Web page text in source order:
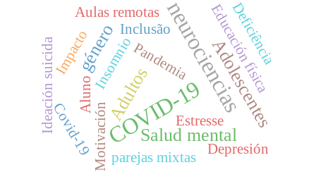
neurociencias
COVID-19
Salud mental
Adultos Adolescentes
género Educación física
Motivación
Pandemia
Inclusão
parejas mixtas
Deficiência
Estresse
Aluno
Aulas remotas
Covid-19
Insomnio
Ideación suicidaImpacto
Depresión